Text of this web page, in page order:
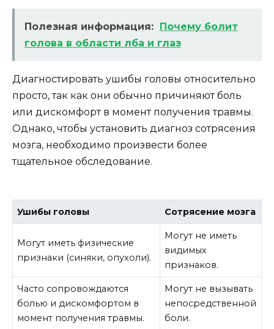
Полезная информация: Почему болит
голова в области лба и глаз
Диагностировать ушибы головы относительно
просто, так как они обычно причиняют боль
или дискомфорт в момент получения травмы.
Однако, чтобы установить диагноз сотрясения
мозга, необходимо произвести более
тщательное обследование.
Ушибы головы Сотрясение мозга
Могут иметь физические
признаки (синяки, опухоли).
Могут не иметь
видимых
признаков.
Часто сопровождаются
болью и дискомфортом в
момент получения травмы.
Могут не вызывать
непосредственной
боли.